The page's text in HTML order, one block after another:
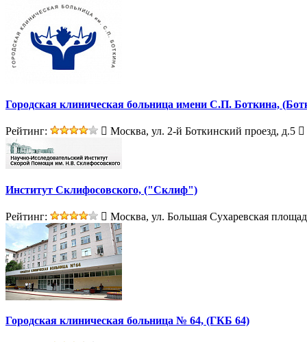
Городская клиническая больница имени С.П. Боткина,
Рейтинг: Москва, ул. 2-й Боткинский проезд, д.5
Институт Склифосовского, ("Склиф")
Рейтинг: Москва, ул. Большая Сухаревская
Городская клиническая больница № 64, (ГКБ 64)